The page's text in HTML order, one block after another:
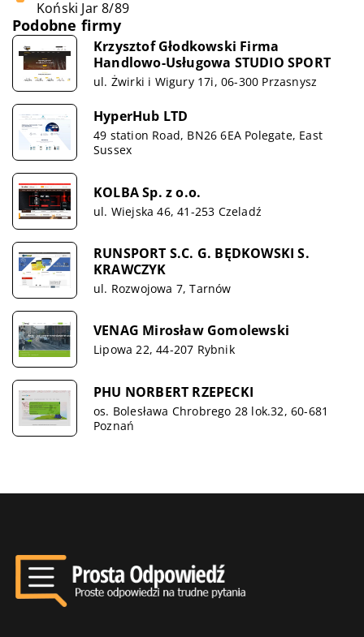
Koński Jar 8/89
Podobne firmy
Krzysztof Głodkowski Firma
Handlowo-Usługowa STUDIO SPORT
ul. Żwirki i Wigury 17i, 06-300 Przasnysz
HyperHub LTD
49 station Road, BN26 6EA Polegate, East
Sussex
KOLBA Sp. z o.o.
ul. Wiejska 46, 41-253 Czeladź
RUNSPORT S.C. G. BĘDKOWSKI S.
KRAWCZYK
ul. Rozwojowa 7, Tarnów
VENAG Mirosław Gomolewski
Lipowa 22, 44-207 Rybnik
PHU NORBERT RZEPECKI
os. Bolesława Chrobrego 28 lok.32, 60-681
Poznań